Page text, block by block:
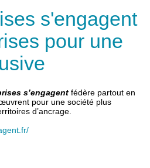
s'engagent
pour une
s’engagent fédère partout en
pour une société plus
d’ancrage.